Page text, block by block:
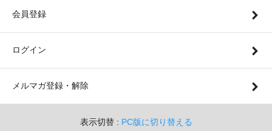
会員登録
ログイン
メルマガ登録・解除
表示切替 : PC版に切り替える